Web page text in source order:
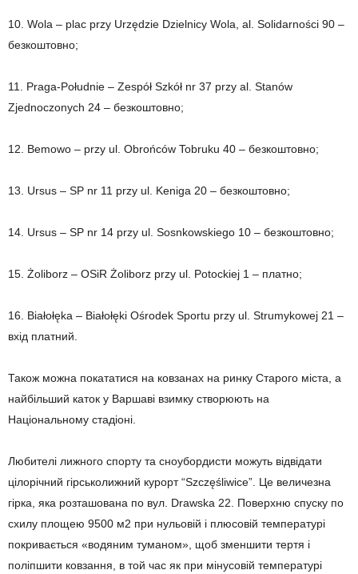
10. Wola – plac przy Urzędzie Dzielnicy Wola, al. Solidarności 90 –
безкоштовно;
11. Praga-Południe – Zespół Szkół nr 37 przy al. Stanów
Zjednoczonych 24 – безкоштовно;
12. Bemowo – przy ul. Obrońców Tobruku 40 – безкоштовно;
13. Ursus – SP nr 11 przy ul. Keniga 20 – безкоштовно;
14. Ursus – SP nr 14 przy ul. Sosnkowskiego 10 – безкоштовно;
15. Żoliborz – OSiR Żoliborz przy ul. Potockiej 1 – платно;
16. Białołęka – Białołęki Ośrodek Sportu przy ul. Strumykowej 21 –
вхід платний.
Також можна покататися на ковзанах на ринку Старого міста, а
найбільший каток у Варшаві взимку створюють на
Національному стадіоні.
Любителі лижного спорту та сноубордисти можуть відвідати
цілорічний гірськолижний курорт “Szczęśliwice”. Це величезна
гірка, яка розташована по вул. Drawska 22. Поверхню спуску по
схилу площею 9500 м2 при нульовій і плюсовій температурі
покривається «водяним туманом», щоб зменшити тертя і
поліпшити ковзання, в той час як при мінусовій температурі